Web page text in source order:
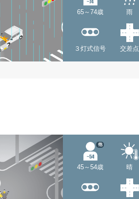
65～74歳 雨
３灯式信号 交差点
45～54歳
他
晴